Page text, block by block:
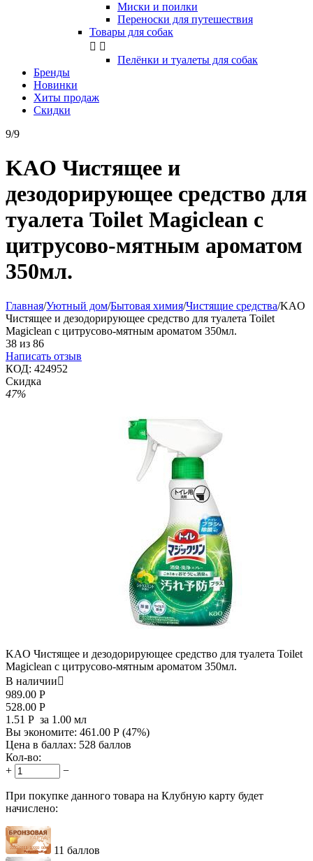
Миски и поилки
Переноски для путешествия
Товары для собак
 
Пелёнки и туалеты для собак
Бренды
Новинки
Хиты продаж
Скидки
9/9
KAO Чистящее и
дезодорирующее средство для
туалета Toilet Magiclean с
цитрусово-мятным ароматом
350мл.
Главная/Уютный дом/Бытовая химия/Чистящие средства/KAO
Чистящее и дезодорирующее средство для туалета Toilet
Magiclean с цитрусово-мятным ароматом 350мл.
38 из 86
Написать отзыв
КОД: 424952
Скидка
47%
KAO Чистящее и дезодорирующее средство для туалета Toilet
Magiclean с цитрусово-мятным ароматом 350мл.
В наличии
989.00 Р
528.00 Р
1.51 Р за 1.00 мл
Вы экономите: 461.00 Р (47%)
Цена в баллах: 528 баллов
Кол-во:
+
−
При покупке данного товара на Клубную карту будет
начислено:
11 баллов